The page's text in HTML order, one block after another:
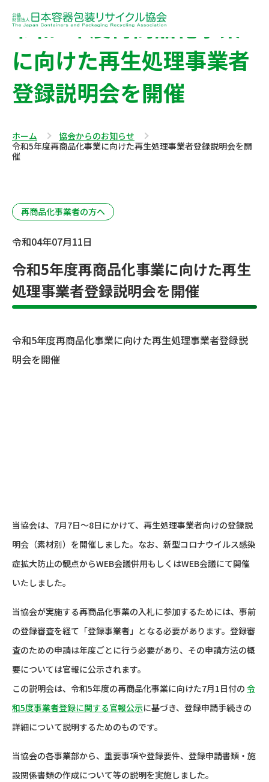
令和5年度再商品化事業
に向けた再生処理事業者
登録説明会を開催
ホーム
協会からのお知らせ
令和5年度再商品化事業に向けた再生処理事業者登録説明会を開
催
再商品化事業者の方へ
令和04年07月11日
令和5年度再商品化事業に向けた再生
処理事業者登録説明会を開催
令和5年度再商品化事業に向けた再生処理事業者登録説
明会を開催
当協会は、7月7日～8日にかけて、再生処理事業者向けの登録説
明会（素材別）を開催しました。なお、新型コロナウイルス感染
症拡大防止の観点からWEB会議併用もしくはWEB会議にて開催
いたしました。
当協会が実施する再商品化事業の入札に参加するためには、事前
の登録審査を経て「登録事業者」となる必要があります。登録審
査のための申請は年度ごとに行う必要があり、その申請方法の概
要については官報に公示されます。
この説明会は、令和5年度の再商品化事業に向けた7月1日付の 令
和5度事業者登録に関する官報公示に基づき、登録申請手続きの
詳細について説明するためのものです。
当協会の各事業部から、重要事項や登録要件、登録申請書類・施
設関係書類の作成について等の説明を実施しました。